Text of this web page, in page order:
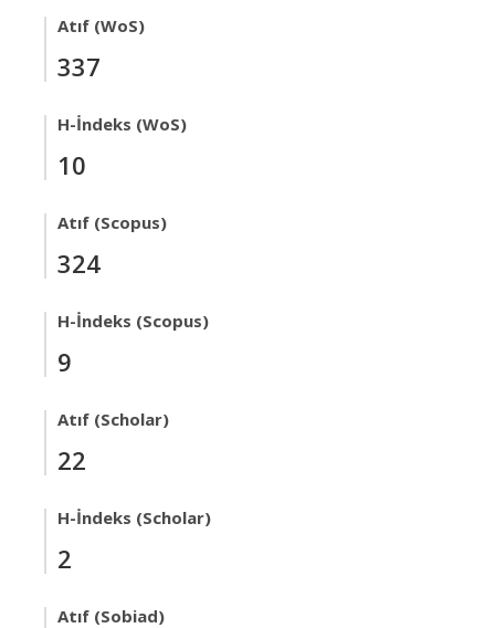
Atıf (WoS)
337
H-İndeks (WoS)
10
Atıf (Scopus)
324
H-İndeks (Scopus)
9
Atıf (Scholar)
22
H-İndeks (Scholar)
2
Atıf (Sobiad)